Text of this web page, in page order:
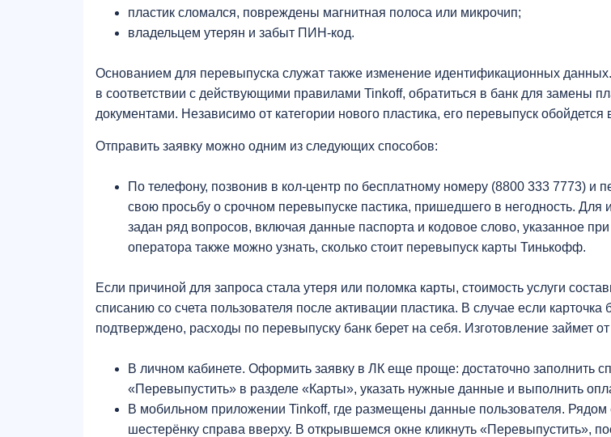
пластик сломался, повреждены магнитная полоса или микрочип;
владельцем утерян и забыт ПИН-код.
Основанием для перевыпуска служат также изменение идентификационных
в соответствии с действующими правилами Tinkoff, обратиться в банк для замены
документами. Независимо от категории нового пластика, его перевыпуск обойдется
Отправить заявку можно одним из следующих способов:
По телефону, позвонив в кол-центр по бесплатному номеру (8800 333 7773) и
свою просьбу о срочном перевыпуске пастика, пришедшего в негодность. Для
задан ряд вопросов, включая данные паспорта и кодовое слово, указанное
оператора также можно узнать, сколько стоит перевыпуск карты Тинькофф.
Если причиной для запроса стала утеря или поломка карты, стоимость услуги
списанию со счета пользователя после активации пластика. В случае если
подтверждено, расходы по перевыпуску банк берет на себя. Изготовление займет
В личном кабинете. Оформить заявку в ЛК еще проще: достаточно заполнить
«Перевыпустить» в разделе «Карты», указать нужные данные и выполнить
В мобильном приложении Tinkoff, где размещены данные пользователя. Рядом
шестерёнку справа вверху. В открывшемся окне кликнуть «Перевыпустить»,